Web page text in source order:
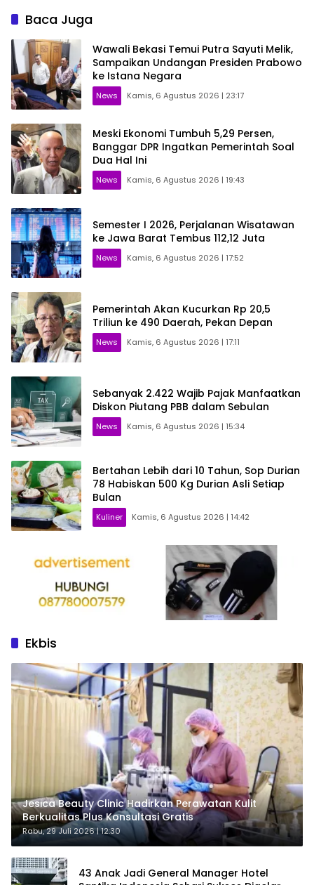
Baca Juga
Wawali Bekasi Temui Putra Sayuti Melik,
Sampaikan Undangan Presiden Prabowo
ke Istana Negara
News Kamis, 6 Agustus 2026 | 23:17
Meski Ekonomi Tumbuh 5,29 Persen,
Banggar DPR Ingatkan Pemerintah Soal
Dua Hal Ini
News Kamis, 6 Agustus 2026 | 19:43
Semester I 2026, Perjalanan Wisatawan
ke Jawa Barat Tembus 112,12 Juta
News Kamis, 6 Agustus 2026 | 17:52
Pemerintah Akan Kucurkan Rp 20,5
Triliun ke 490 Daerah, Pekan Depan
News Kamis, 6 Agustus 2026 | 17:11
Sebanyak 2.422 Wajib Pajak Manfaatkan
Diskon Piutang PBB dalam Sebulan
News Kamis, 6 Agustus 2026 | 15:34
Bertahan Lebih dari 10 Tahun, Sop Durian
78 Habiskan 500 Kg Durian Asli Setiap
Bulan
Kuliner Kamis, 6 Agustus 2026 | 14:42
Ekbis
Jesica Beauty Clinic Hadirkan Perawatan Kulit
Berkualitas Plus Konsultasi Gratis
Rabu, 29 Juli 2026 | 12:30
43 Anak Jadi General Manager Hotel